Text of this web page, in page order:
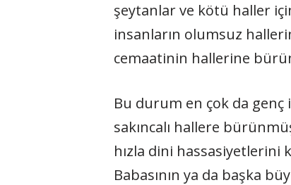
şeytanlar ve kötü haller
insanların olumsuz
cemaatinin hallerine
Bu durum en çok da genç
sakıncalı hallere
hızla dini
Babasının ya da başka